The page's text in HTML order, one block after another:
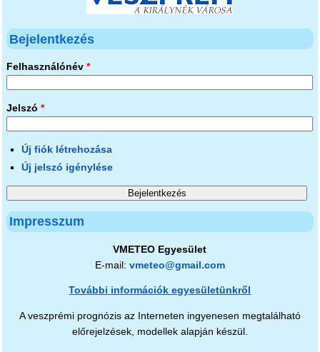
Bejelentkezés
Felhasználónév *
Jelszó *
Új fiók létrehozása
Új jelszó igénylése
Impresszum
VMETEO Egyesület
E-mail: vmeteo@gmail.com
További információk egyesületünkről
A veszprémi prognózis az Interneten ingyenesen megtalálható
előrejelzések, modellek alapján készül.